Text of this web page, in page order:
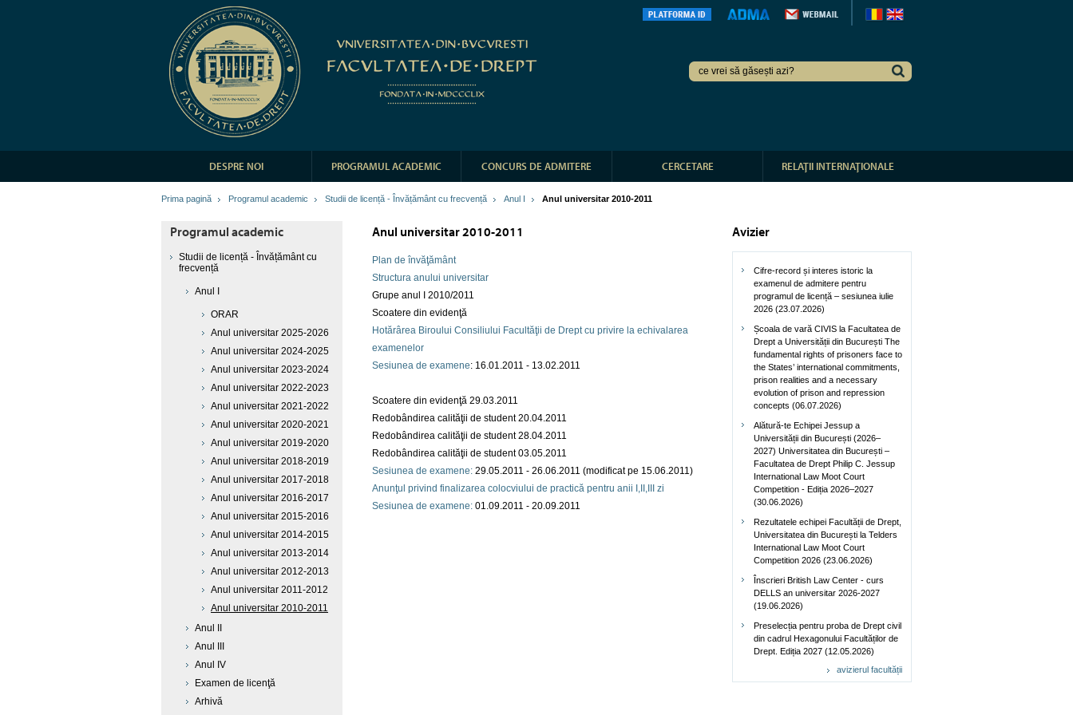
DESPRE NOI PROGRAMUL ACADEMIC CONCURS DE ADMITERE CERCETARE RELAŢII INTERNAŢIONALE
Prima pagină Programul academic Studii de licență - Învățământ cu frecvență Anul I Anul universitar 2010-2011
Programul academic
Studii de licență - Învățământ cu
frecvență
Anul I
ORAR
Anul universitar 2025-2026
Anul universitar 2024-2025
Anul universitar 2023-2024
Anul universitar 2022-2023
Anul universitar 2021-2022
Anul universitar 2020-2021
Anul universitar 2019-2020
Anul universitar 2018-2019
Anul universitar 2017-2018
Anul universitar 2016-2017
Anul universitar 2015-2016
Anul universitar 2014-2015
Anul universitar 2013-2014
Anul universitar 2012-2013
Anul universitar 2011-2012
Anul universitar 2010-2011
Anul II
Anul III
Anul IV
Examen de licenţă
Arhivă
Anul universitar 2010-2011
Plan de învăţământ
Structura anului universitar
Grupe anul I 2010/2011
Scoatere din evidenţă
Hotărârea Biroului Consiliului Facultăţii de Drept cu privire la echivalarea
examenelor
Sesiunea de examene: 16.01.2011 - 13.02.2011
Scoatere din evidenţă 29.03.2011
Redobândirea calităţii de student 20.04.2011
Redobândirea calităţii de student28.04.2011
Redobândirea calităţii de student 03.05.2011
Sesiunea de examene: 29.05.2011 - 26.06.2011 (modificat pe 15.06.2011)
Anunţul privind finalizarea colocviului de practică pentru anii I,II,III zi
Sesiunea de examene: 01.09.2011 - 20.09.2011
Avizier
Cifre-record și interes istoric la
examenul de admitere pentru
programul de licență – sesiunea iulie
2026 (23.07.2026)
Școala de vară CIVIS la Facultatea de
Drept a Universității din București The
fundamental rights of prisoners face to
the States’ international commitments,
prison realities and a necessary
evolution of prison and repression
concepts (06.07.2026)
Alătură-te Echipei Jessup a
Universității din București (2026–
2027) Universitatea din București –
Facultatea de Drept Philip C. Jessup
International Law Moot Court
Competition - Ediția 2026–2027
(30.06.2026)
Rezultatele echipei Facultății de Drept,
Universitatea din București la Telders
International Law Moot Court
Competition 2026 (23.06.2026)
Înscrieri British Law Center - curs
DELLS an universitar 2026-2027
(19.06.2026)
Preselecția pentru proba de Drept civil
din cadrul Hexagonului Facultăților de
Drept. Ediția 2027 (12.05.2026)
avizierul facultății